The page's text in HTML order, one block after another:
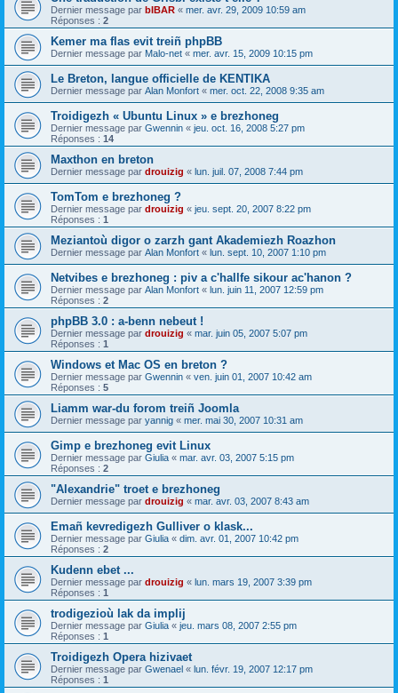
Dernier message par bIBAR « mer. avr. 29, 2009 10:59 am
Réponses : 2
Kemer ma flas evit treiñ phpBB
Dernier message par Malo-net « mer. avr. 15, 2009 10:15 pm
Le Breton, langue officielle de KENTIKA
Dernier message par Alan Monfort « mer. oct. 22, 2008 9:35 am
Troidigezh « Ubuntu Linux » e brezhoneg
Dernier message par Gwennin « jeu. oct. 16, 2008 5:27 pm
Réponses : 14
Maxthon en breton
Dernier message par drouizig « lun. juil. 07, 2008 7:44 pm
TomTom e brezhoneg ?
Dernier message par drouizig « jeu. sept. 20, 2007 8:22 pm
Réponses : 1
Meziantoù digor o zarzh gant Akademiezh Roazhon
Dernier message par Alan Monfort « lun. sept. 10, 2007 1:10 pm
Netvibes e brezhoneg : piv a c'hallfe sikour ac'hanon ?
Dernier message par Alan Monfort « lun. juin 11, 2007 12:59 pm
Réponses : 2
phpBB 3.0 : a-benn nebeut !
Dernier message par drouizig « mar. juin 05, 2007 5:07 pm
Réponses : 1
Windows et Mac OS en breton ?
Dernier message par Gwennin « ven. juin 01, 2007 10:42 am
Réponses : 5
Liamm war-du forom treiñ Joomla
Dernier message par yannig « mer. mai 30, 2007 10:31 am
Gimp e brezhoneg evit Linux
Dernier message par Giulia « mar. avr. 03, 2007 5:15 pm
Réponses : 2
"Alexandrie" troet e brezhoneg
Dernier message par drouizig « mar. avr. 03, 2007 8:43 am
Emañ kevredigezh Gulliver o klask...
Dernier message par Giulia « dim. avr. 01, 2007 10:42 pm
Réponses : 2
Kudenn ebet ...
Dernier message par drouizig « lun. mars 19, 2007 3:39 pm
Réponses : 1
trodigezioù lak da implij
Dernier message par Giulia « jeu. mars 08, 2007 2:55 pm
Réponses : 1
Troidigezh Opera hizivaet
Dernier message par Gwenael « lun. févr. 19, 2007 12:17 pm
Réponses : 1